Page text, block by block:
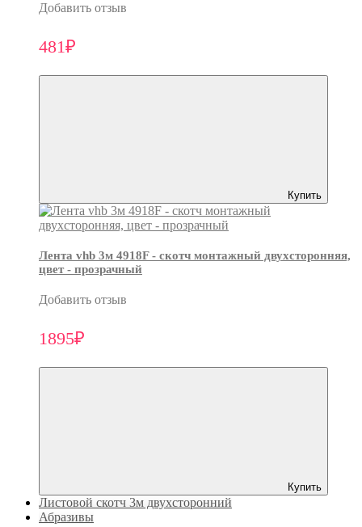
Добавить отзыв
481₽
Купить
Лента vhb 3м 4918F - скотч монтажный двухсторонняя,
цвет - прозрачный
Добавить отзыв
1895₽
Купить
Листовой скотч 3м двухсторонний
Абразивы